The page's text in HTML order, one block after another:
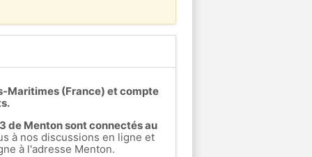
Maritimes (France) et compte
de Menton sont connectés au
à nos discussions en ligne et
à l'adresse Menton.